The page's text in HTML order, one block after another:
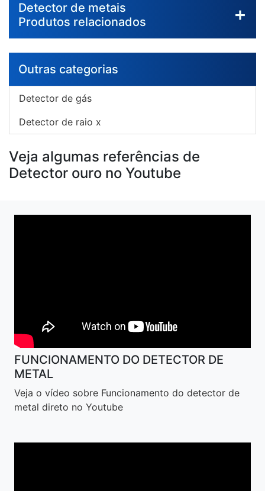
Detector de metais
Produtos relacionados
Outras categorias
Detector de gás
Detector de raio x
Veja algumas referências de
Detector ouro no Youtube
FUNCIONAMENTO DO DETECTOR DE
METAL
Veja o vídeo sobre Funcionamento do detector de
metal direto no Youtube